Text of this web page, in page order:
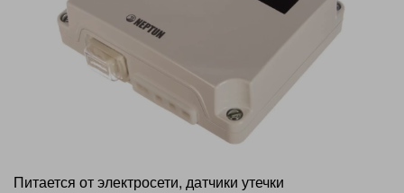
Питается от электросети, датчики утечки